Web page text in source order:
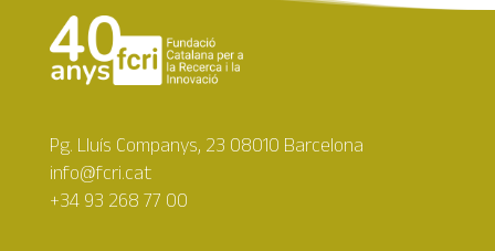
Pg. Lluís Companys, 23 08010 Barcelona
info@fcri.cat
+34 93 268 77 00